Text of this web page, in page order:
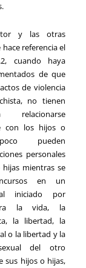
y las otras
referencia el
cuando haya
de que
de violencia
no tienen
con los hijos o
pueden
personales
mientras se
en un
iniciado por
la vida, la
la libertad, la
o la libertad y la
del otro
sus hijos o hijas,